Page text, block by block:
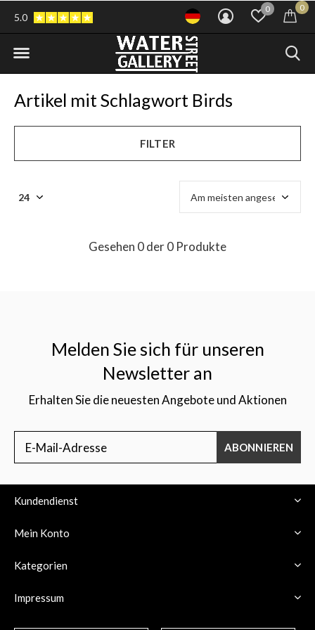
0 0
5.0
Artikel mit Schlagwort Birds
FILTER
Gesehen 0 der 0 Produkte
Melden Sie sich für unseren
Newsletter an
Erhalten Sie die neuesten Angebote und Aktionen
ABONNIEREN
Kundendienst
Mein Konto
Kategorien
Impressum